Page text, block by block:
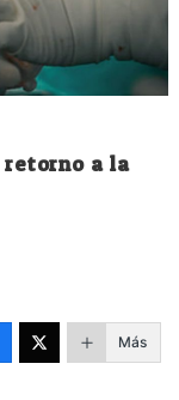
retorno a la
Más